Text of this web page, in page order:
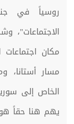
روسياً في
الاجتماعات"،
مكان
مسار أستانا،
الخاص إلى
يهم هنا حقاً هو